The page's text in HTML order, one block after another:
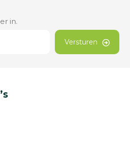
in.
Versturen